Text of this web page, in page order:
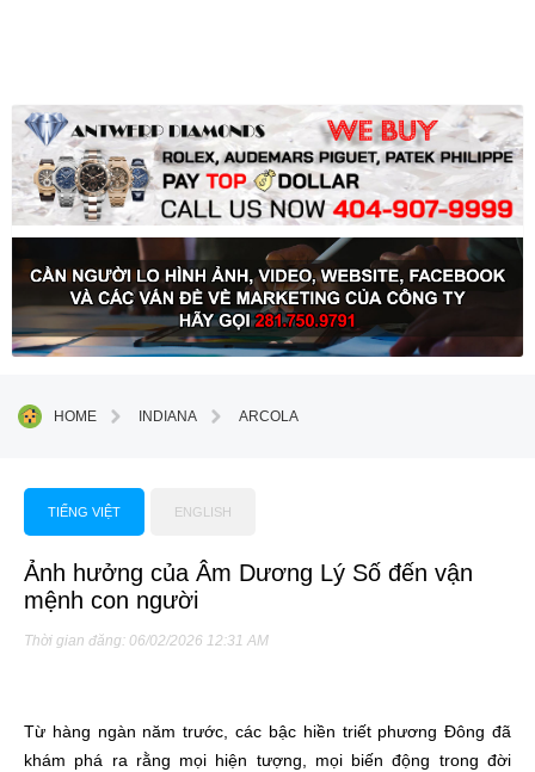
HOME INDIANA ARCOLA
TIẾNG VIỆT ENGLISH
Ảnh hưởng của Âm Dương Lý Số đến vận
mệnh con người
Thời gian đăng: 06/02/2026 12:31 AM
Từ hàng ngàn năm trước, các bậc hiền triết phương Đông đã
khám phá ra rằng mọi hiện tượng, mọi biến động trong đời